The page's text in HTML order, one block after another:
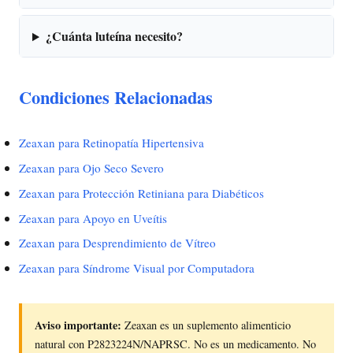
¿Cuánta luteína necesito?
Condiciones Relacionadas
Zeaxan para Retinopatía Hipertensiva
Zeaxan para Ojo Seco Severo
Zeaxan para Protección Retiniana para Diabéticos
Zeaxan para Apoyo en Uveítis
Zeaxan para Desprendimiento de Vítreo
Zeaxan para Síndrome Visual por Computadora
Aviso importante: Zeaxan es un suplemento alimenticio
natural con P2823224N/NAPRSC. No es un medicamento. No